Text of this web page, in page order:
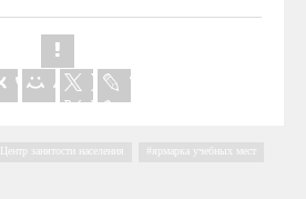
Центр занятости населения ярмарка учебных мест